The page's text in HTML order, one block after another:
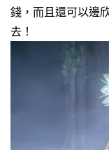
錢，而且還可以邊
去！